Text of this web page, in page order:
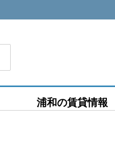
浦和の賃貸情報